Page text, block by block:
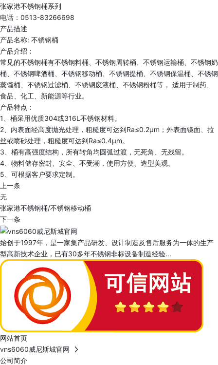
张家港不锈钢桶系列
电话：0513-83266698
产品描述
产品名称: 不锈钢桶
产品介绍：
常见的不锈钢桶有不锈钢料桶、不锈钢周转桶、不锈钢运输桶、不锈钢奶
桶、不锈钢啤酒桶、不锈钢移动桶、不锈钢提桶、不锈钢保温桶、不锈钢
蒸馏桶、不锈钢过滤桶、不锈钢废液桶、不锈钢粉桶等， 适用于制药、
食品、化工、新能源等行业。
产品特点：
1、桶采用优质304或316L不锈钢材料。
2、内表面经高度抛光处理，粗糙度可达到Ra≤0.2μm；外表面镜面、拉
丝或喷砂处理，粗糙度可达到Ra≤0.4μm。
3、桶有高强度结构，所有转角均圆弧过渡，无死角、无残留。
4、物料储存密封、安全、不受潮，使用方便、造型美观。
5、可根据客户要求定制。
上一条
无
张家港不锈钢桶/不锈钢移动桶
下一条
始创于1997年，是一家集产品研发、设计制造及售后服务为一体的生产
型高新技术企业，已有30多年不锈钢非标设备制造经验...
网站首页
vns6060威尼斯城官网
公司简介